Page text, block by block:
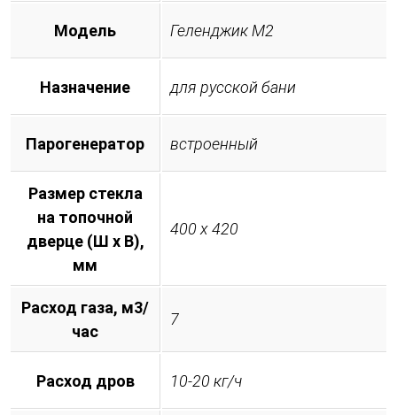
Модель Геленджик М2
Назначение для русской бани
Парогенератор встроенный
Размер стекла
на топочной
дверце (Ш х В),
мм
400 х 420
Расход газа, м3/
час
7
Расход дров 10-20 кг/ч